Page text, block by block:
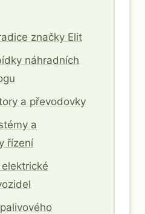
značky Elit
náhradních
a převodovky
a
řízení